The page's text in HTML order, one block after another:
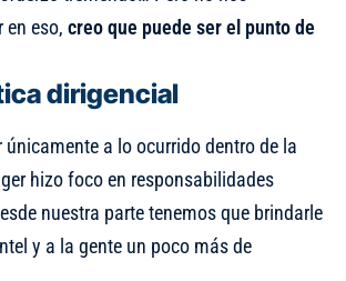
en eso, creo que puede ser el punto de
dirigencial
únicamente a lo ocurrido dentro de la
hizo foco en responsabilidades
nuestra parte tenemos que brindarle
y a la gente un poco más de